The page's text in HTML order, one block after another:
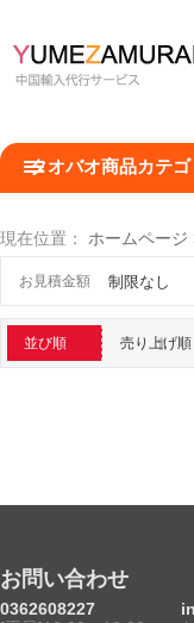
タオバオ商品カテゴ
現在位置： ホームページ
お見積金額 制限なし
並び順 売り上げ順
お問い合わせ
0362608227